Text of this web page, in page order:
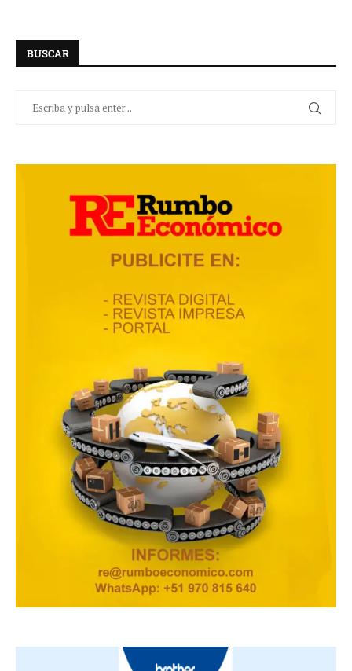
BUSCAR